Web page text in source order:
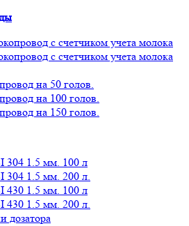
с счетчиком учета молока
с счетчиком учета молока
на 50 голов.
на 100 голов.
на 150 голов.
304 1.5 мм. 100 л
304 1.5 мм. 200 л.
430 1.5 мм. 100 л
430 1.5 мм. 200 л.
дозатора